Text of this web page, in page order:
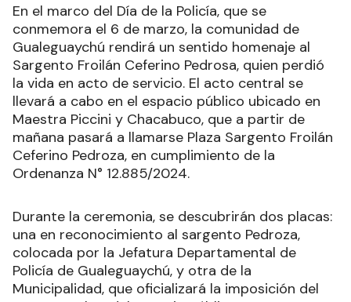
En el marco del Día de la Policía, que se
conmemora el 6 de marzo, la comunidad de
Gualeguaychú rendirá un sentido homenaje al
Sargento Froilán Ceferino Pedrosa, quien perdió
la vida en acto de servicio. El acto central se
llevará a cabo en el espacio público ubicado en
Maestra Piccini y Chacabuco, que a partir de
mañana pasará a llamarse Plaza Sargento Froilán
Ceferino Pedroza, en cumplimiento de la
Ordenanza N° 12.885/2024.
Durante la ceremonia, se descubrirán dos placas:
una en reconocimiento al sargento Pedroza,
colocada por la Jefatura Departamental de
Policía de Gualeguaychú, y otra de la
Municipalidad, que oficializará la imposición del